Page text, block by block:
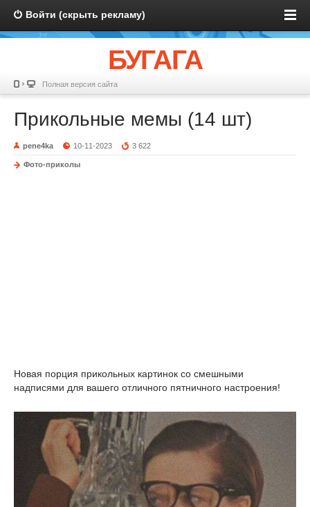
Войти (скрыть рекламу)
БУГАГА
Полная версия сайта
Прикольные мемы (14 шт)
pene4ka 10-11-2023 3 622
Фото-приколы
Новая порция прикольных картинок со смешными
надписями для вашего отличного пятничного настроения!